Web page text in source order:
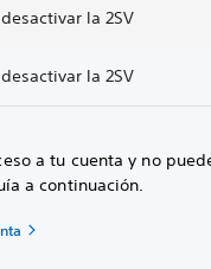
la 2SV
la 2SV
a tu cuenta y no
a continuación.